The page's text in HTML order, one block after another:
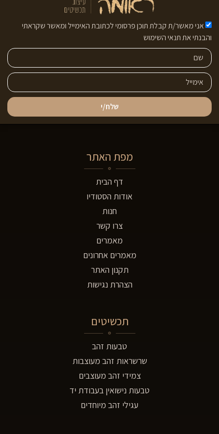
אני מאשר/ת קבלת תוכן פרסומי לכתובת האימייל ומאשר שקראתי
והבנתי את תנאי השימוש
שלח/י
מפת האתר
דף הבית
אודות הסטודיו
חנות
צרו קשר
מאמרים
מאמרים אחרונים
תקנון האתר
הצהרת נגישות
תכשיטים
טבעות זהב
שרשראות זהב מעוצבות
צמידי זהב מעוצבים
טבעות נישואין בעבודת יד
עגילי זהב מיוחדים